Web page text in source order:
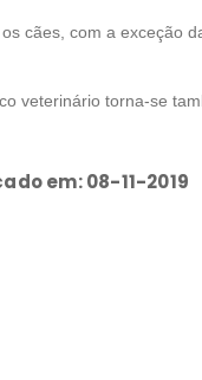
cães, com a exceção
veterinário torna-se
em: 08-11-2019